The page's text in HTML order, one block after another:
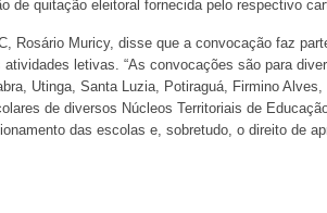
de quitação eleitoral fornecida pelo respectivo
Rosário Muricy, disse que a convocação faz
letivas. “As convocações são para
Utinga, Santa Luzia, Potiraguá, Firmino Alves,
de diversos Núcleos Territoriais de
das escolas e, sobretudo, o direito de